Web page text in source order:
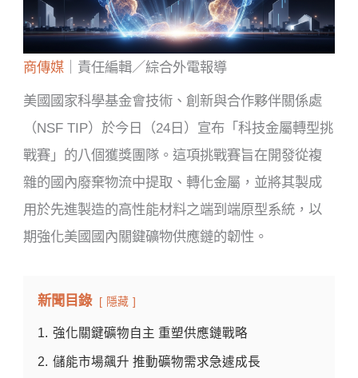
商傳媒 ｜責任編輯／綜合外電報導
美國國家科學基金會技術、創新與合作夥伴關係處
（NSF TIP）於今日（24日）宣布「科技金屬轉型挑
戰賽」的八個獲獎團隊。這項挑戰賽旨在開發從複
雜的國內廢棄物流中提取、轉化金屬，並將其製成
用於先進製造的高性能材料之端到端原型系統，以
期強化美國國內關鍵礦物供應鏈的韌性。
新聞目錄 隱藏
1. 強化關鍵礦物自主 重塑供應鏈戰略
2. 儲能市場飆升 推動礦物需求急遽成長